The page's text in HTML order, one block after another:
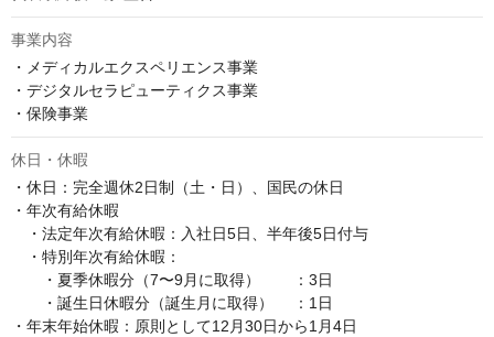
事業内容
・メディカルエクスペリエンス事業
・デジタルセラピューティクス事業
・保険事業
休日・休暇
・休日：完全週休2日制（土・日）、国民の休日
・年次有給休暇
・法定年次有給休暇：入社日5日、半年後5日付与
・特別年次有給休暇：
・夏季休暇分（7〜9月に取得）	：3日
・誕生日休暇分（誕生月に取得）	：1日
・年末年始休暇：原則として12月30日から1月4日